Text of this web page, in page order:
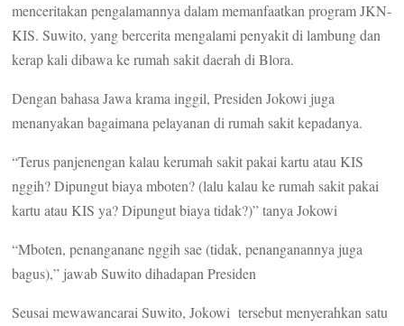
menceritakan pengalamannya dalam memanfaatkan program JKN-
KIS. Suwito, yang bercerita mengalami penyakit di lambung dan
kerap kali dibawa ke rumah sakit daerah di Blora.
Dengan bahasa Jawa krama inggil, Presiden Jokowi juga
menanyakan bagaimana pelayanan di rumah sakit kepadanya.
“Terus panjenengan kalau kerumah sakit pakai kartu atau KIS
nggih? Dipungut biaya mboten? (lalu kalau ke rumah sakit pakai
kartu atau KIS ya? Dipungut biaya tidak?)” tanya Jokowi
“Mboten, penanganane nggih sae (tidak, penanganannya juga
bagus),” jawab Suwito dihadapan Presiden
Seusai mewawancarai Suwito, Jokowi tersebut menyerahkan satu